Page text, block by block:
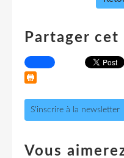
Partager
S'inscrire à la newsletter
Vous